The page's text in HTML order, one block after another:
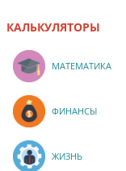
КАЛЬКУЛЯТОРЫ
МАТЕМАТИКА
ФИНАНСЫ
ЖИЗНЬ